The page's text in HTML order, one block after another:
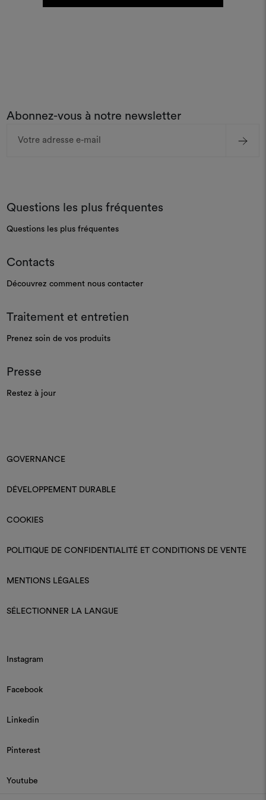
Abonnez-vous à notre newsletter
Questions les plus fréquentes
Questions les plus fréquentes
Contacts
Découvrez comment nous contacter
Traitement et entretien
Prenez soin de vos produits
Presse
Restez à jour
GOVERNANCE
DÉVELOPPEMENT DURABLE
COOKIES
POLITIQUE DE CONFIDENTIALITÉ ET CONDITIONS DE VENTE
MENTIONS LÉGALES
SÉLECTIONNER LA LANGUE
Instagram
Facebook
Linkedin
Pinterest
Youtube